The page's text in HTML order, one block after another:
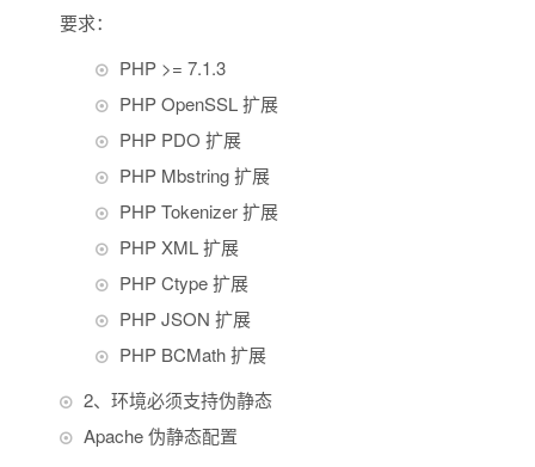
要求：
PHP >= 7.1.3
PHP OpenSSL 扩展
PHP PDO 扩展
PHP Mbstring 扩展
PHP Tokenizer 扩展
PHP XML 扩展
PHP Ctype 扩展
PHP JSON 扩展
PHP BCMath 扩展
2、环境必须支持伪静态
Apache 伪静态配置